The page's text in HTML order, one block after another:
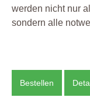
werden nicht nur
sondern alle
Bestellen